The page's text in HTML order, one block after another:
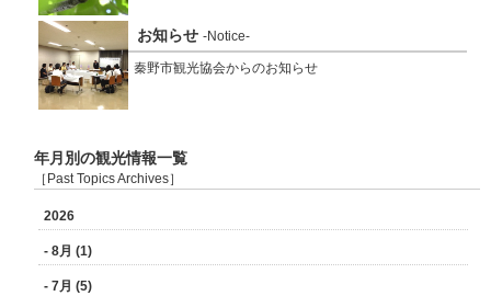
お知らせ -Notice-
秦野市観光協会からのお知らせ
年月別の観光情報一覧
［Past Topics Archives］
2026
- 8月 (1)
- 7月 (5)